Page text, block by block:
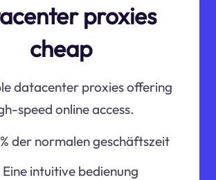
proxies
cheap
datacenter proxies offering
speed online access.
der normalen geschäftszeit
Eine intuitive bedienung